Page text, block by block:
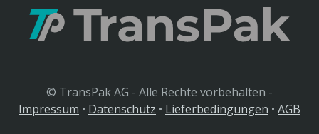
© TransPak AG - Alle Rechte vorbehalten -
Impressum • Datenschutz • Lieferbedingungen • AGB